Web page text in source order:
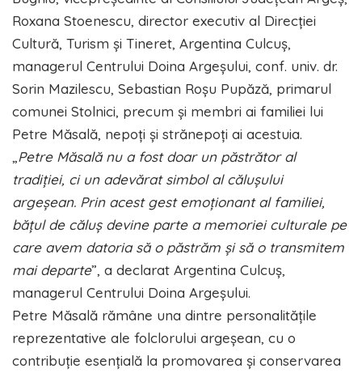
Roxana Stoenescu, director executiv al Direcției
Cultură, Turism și Tineret, Argentina Culcuș,
managerul Centrului Doina Argeșului, conf. univ. dr.
Sorin Mazilescu, Sebastian Roșu Pupăză, primarul
comunei Stolnici, precum și membri ai familiei lui
Petre Măsală, nepoți și strănepoți ai acestuia.
„Petre Măsală nu a fost doar un păstrător al
tradiției, ci un adevărat simbol al călușului
argeșean. Prin acest gest emoționant al familiei,
bățul de căluș devine parte a memoriei culturale pe
care avem datoria să o păstrăm și să o transmitem
mai departe”, a declarat Argentina Culcuș,
managerul Centrului Doina Argeșului.
Petre Măsală rămâne una dintre personalitățile
reprezentative ale folclorului argeșean, cu o
contribuție esențială la promovarea și conservarea